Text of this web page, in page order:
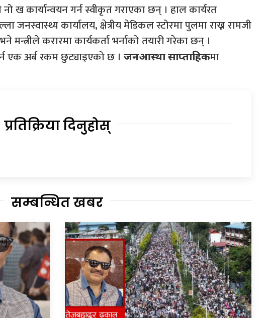
ख कार्यान्वयन गर्न स्वीकृत गराएका छन् । हाल कार्यरत
जनस्वास्थ्य कार्यालय, क्षेत्रीय मेडिकल स्टोरमा पुलमा राख्न रामजी
करारमा कार्यकर्ता भर्नाको तयारी गरेका छन् ।
एक अर्ब रकम छुट्याइएको छ । जनआस्था साप्ताहिकमा
प्रतिक्रिया दिनुहोस्
सम्बन्धित खबर